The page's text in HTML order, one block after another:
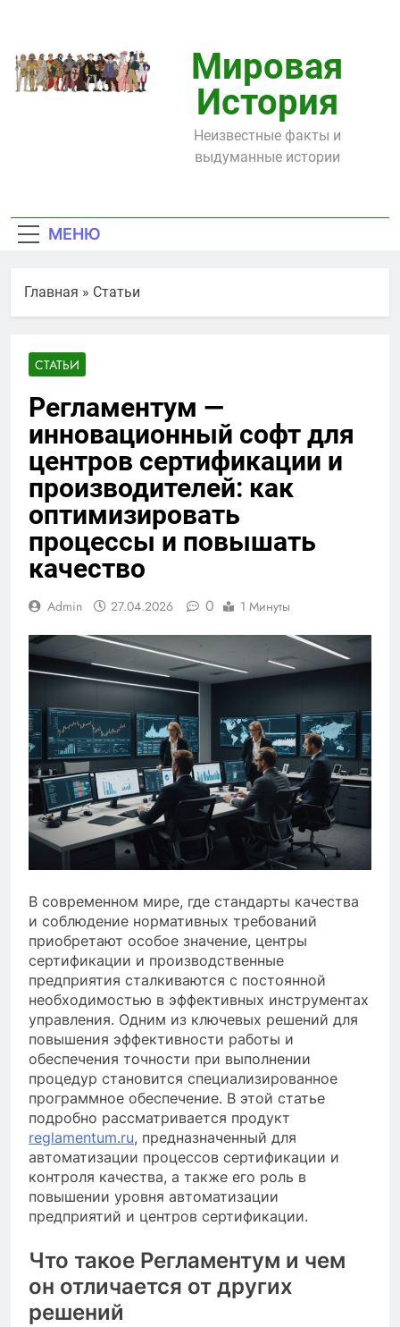
содержимому
Мировая
История
Неизвестные факты и
выдуманные истории
МЕНЮ
Главная » Статьи
СТАТЬИ
Регламентум —
инновационный софт для
центров сертификации и
производителей: как
оптимизировать
процессы и повышать
качество
Admin 27.04.2026 0 1 Минуты
В современном мире, где стандарты качества
и соблюдение нормативных требований
приобретают особое значение, центры
сертификации и производственные
предприятия сталкиваются с постоянной
необходимостью в эффективных инструментах
управления. Одним из ключевых решений для
повышения эффективности работы и
обеспечения точности при выполнении
процедур становится специализированное
программное обеспечение. В этой статье
подробно рассматривается продукт
reglamentum.ru, предназначенный для
автоматизации процессов сертификации и
контроля качества, а также его роль в
повышении уровня автоматизации
предприятий и центров сертификации.
Что такое Регламентум и чем
он отличается от других
решений